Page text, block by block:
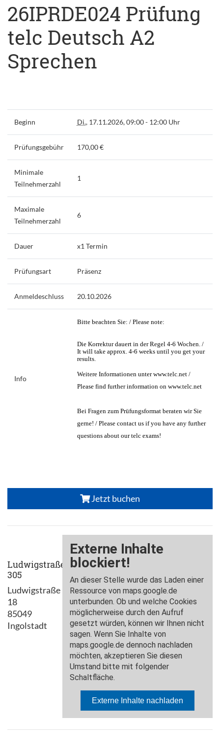
26IPRDE024 Prüfung
telc Deutsch A2
Sprechen
Beginn Di., 17.11.2026, 09:00 - 12:00 Uhr
Prüfungsgebühr 170,00 €
Minimale
Teilnehmerzahl
1
Maximale
Teilnehmerzahl
6
Dauer x1 Termin
Prüfungsart Präsenz
Anmeldeschluss 20.10.2026
Info
Bitte beachten Sie: / Please note:
Die Korrektur dauert in der Regel 4-6 Wochen. /
It will take approx. 4-6 weeks until you get your
results.
Weitere Informationen unter www.telc.net /
Please find further information on www.telc.net
Bei Fragen zum Prüfungsformat beraten wir Sie
gerne! / Please contact us if you have any further
questions about our telc exams!
Jetzt buchen
Ludwigstraße
305
Ludwigstraße
18
85049
Ingolstadt